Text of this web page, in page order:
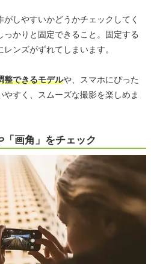
しやすいかどうかチェックしてく
かりと固定できること。固定する
ンズがずれてしまいます。
整できるモデルや、スマホにぴった
やすく、スムーズな撮影を楽しめま
「画角」をチェック